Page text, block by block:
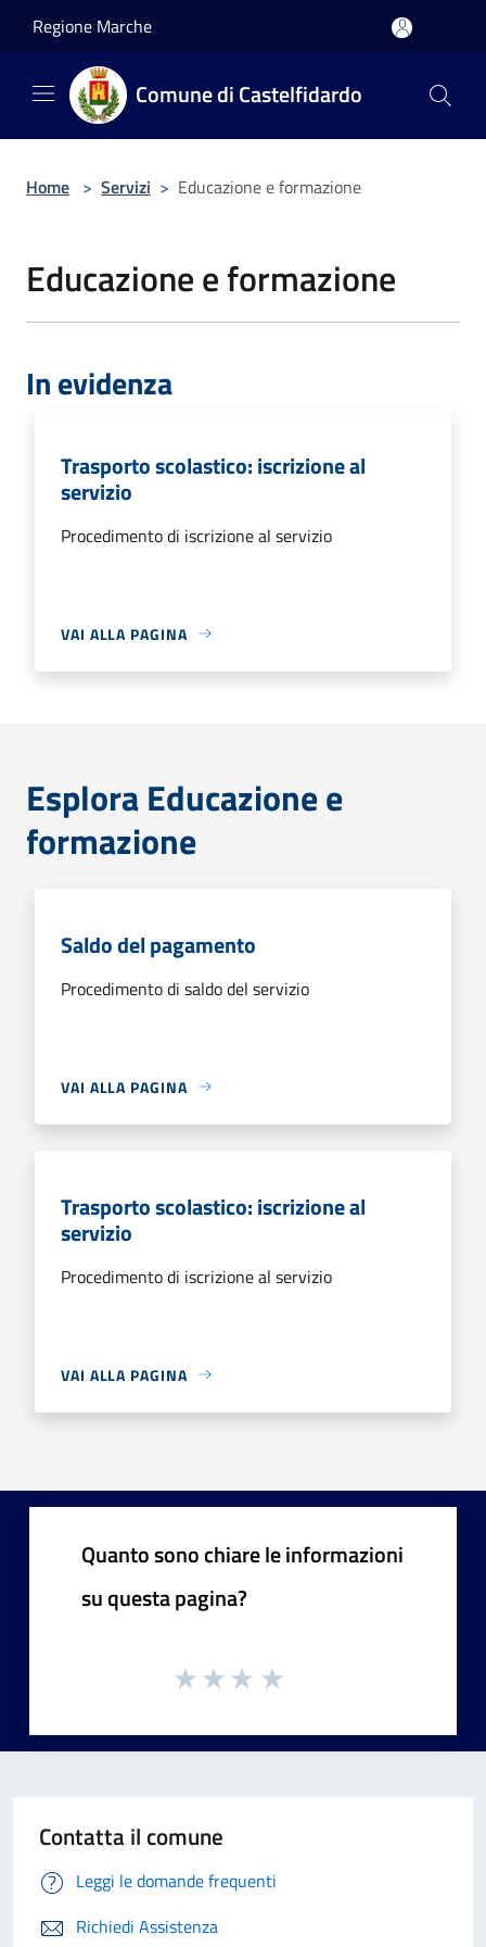
Regione Marche
Comune di Castelfidardo
Home > Servizi > Educazione e formazione
Educazione e formazione
In evidenza
Trasporto scolastico: iscrizione al
servizio
Procedimento di iscrizione al servizio
VAI ALLA PAGINA
Esplora Educazione e
formazione
Saldo del pagamento
Procedimento di saldo del servizio
VAI ALLA PAGINA
Trasporto scolastico: iscrizione al
servizio
Procedimento di iscrizione al servizio
VAI ALLA PAGINA
Quanto sono chiare le informazioni
su questa pagina?
Contatta il comune
Leggi le domande frequenti
Richiedi Assistenza